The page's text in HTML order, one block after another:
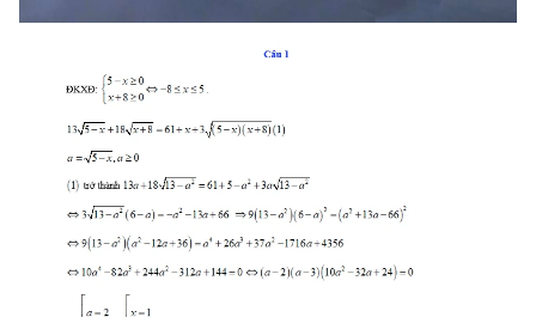
Media Du lịch
Media Thế giới
Media Thể thao
Media Giáo dục
Media Y tế